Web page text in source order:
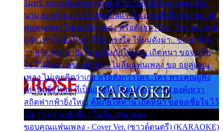
ไมตรี จากแฟนเพลง ทุกทุกที่ ปราณีหลั่งไหล ผมขอฝาก
นาม ยอดรักเอาไว้ โปรดเป็นแรงใจ อย่างนี้เรื่อยไป ขอ อยู่
คู่แฟนเพลง ไม่เคยคิดว่าเก่ง หรือดังกว่าใคร..ใคร พระคุณ
ผู้ฟัง เท่านั้นยิ่งใหญ่ ที่เป็นแรงใจ ให้ผมดังมา.. ขอ องค์เท
วา สถิตฟากฟ้ายิ่งใหญ่ คุ้มภัยให้ท่าน เถิดหนา ขอจงเชื่อ
ใจ ไว้เถิดว่า ตราบชั่วชีวา ไม่ลืมแฟนเพลง ขอ อยู่คู่แฟน
เพลง ไม่เคยคิดว่าเก่ง หรือดังกว่าใคร..ใคร พระคุณผู้ฟัง
เท่านั้นยิ่งใหญ่ ที่เป็นแรงใจ ให้ผมดังมา.. ขอ องค์เทวา
สถิตฟากฟ้ายิ่งใหญ่ คุ้มภัยให้ท่าน เถิดหนา ขอจงเชื่อใจ ไว้
เถิดว่า ตราบชั่วชีวา ไม่ลืมแฟนเพลง
ขอบคุณแฟนเพลง - Cover Ver. (ซาวด์ดนตรี) (KARAOKE)